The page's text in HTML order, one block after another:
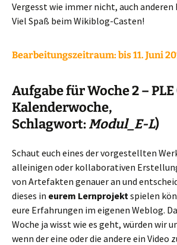
Vergesst wie immer nicht, auch anderen
Viel Spaß beim Wikiblog-Casten!
Bearbeitungszeitraum: bis 11. Juni
Aufgabe für Woche 2 – PLE
Kalenderwoche,
Schlagwort:Modul_E-L)
Schaut euch eines der vorgestellten
alleinigen oder kollaborativen
von Artefakten genauer an und
dieses in eurem Lernprojektspielen
eure Erfahrungen im eigenen Weblog.
Woche ja wisst wie es geht, würden wir
wenn der eine oder die andere ein Video